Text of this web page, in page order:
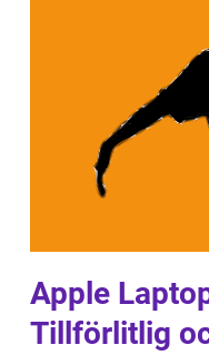
Apple
Tillförlitlig